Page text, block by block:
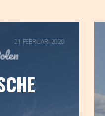
21 FEBRUARI 2020